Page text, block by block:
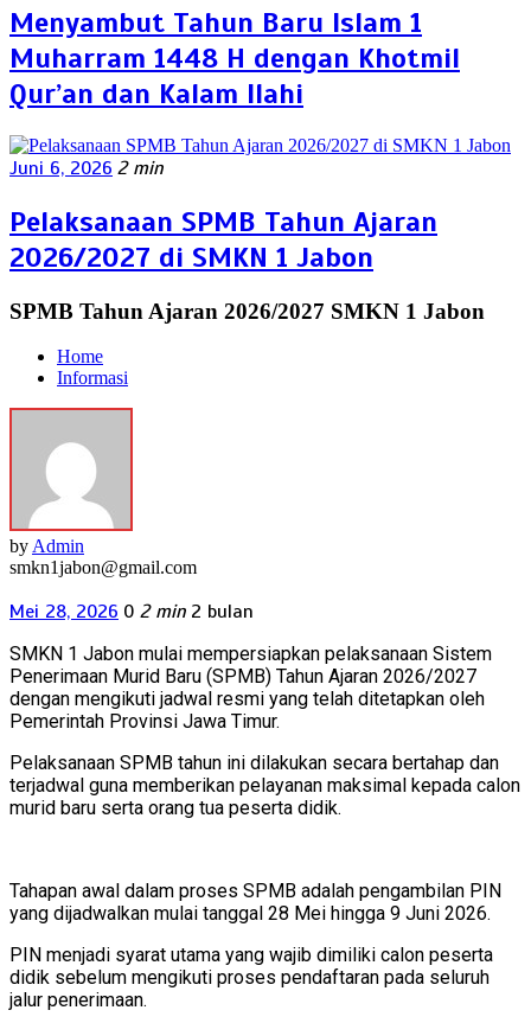
Menyambut Tahun Baru Islam 1
Muharram 1448 H dengan Khotmil
Qur’an dan Kalam Ilahi
Juni 6, 2026 2 min
Pelaksanaan SPMB Tahun Ajaran
2026/2027 di SMKN 1 Jabon
SPMB Tahun Ajaran 2026/2027 SMKN 1 Jabon
Home
Informasi
by Admin
smkn1jabon@gmail.com
Mei 28, 2026 0 2 min 2 bulan
SMKN 1 Jabon mulai mempersiapkan pelaksanaan Sistem
Penerimaan Murid Baru (SPMB) Tahun Ajaran 2026/2027
dengan mengikuti jadwal resmi yang telah ditetapkan oleh
Pemerintah Provinsi Jawa Timur.
Pelaksanaan SPMB tahun ini dilakukan secara bertahap dan
terjadwal guna memberikan pelayanan maksimal kepada calon
murid baru serta orang tua peserta didik.
Tahapan awal dalam proses SPMB adalah pengambilan PIN
yang dijadwalkan mulai tanggal 28 Mei hingga 9 Juni 2026.
PIN menjadi syarat utama yang wajib dimiliki calon peserta
didik sebelum mengikuti proses pendaftaran pada seluruh
jalur penerimaan.